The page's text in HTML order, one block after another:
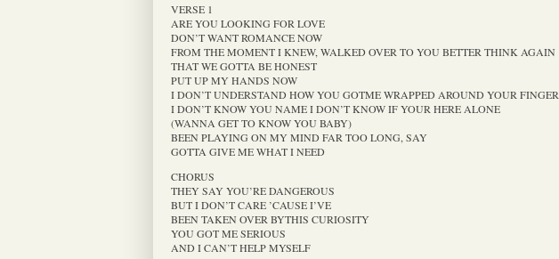
VERSE 1
ARE YOU LOOKING FOR LOVE
DON’T WANT ROMANCE NOW
FROM THE MOMENT I KNEW, WALKED OVER TO YOU BETTER THINK AGAIN
THAT WE GOTTA BE HONEST
PUT UP MY HANDS NOW
I DON’T UNDERSTAND HOW YOU GOTME WRAPPED AROUND YOUR FINGER
I DON’T KNOW YOU NAME I DON’T KNOW IF YOUR HERE ALONE
(WANNA GET TO KNOW YOU BABY)
BEEN PLAYING ON MY MIND FAR TOO LONG, SAY
GOTTA GIVE ME WHAT I NEED
CHORUS
THEY SAY YOU’RE DANGEROUS
BUT I DON’T CARE ’CAUSE I’VE
BEEN TAKEN OVER BYTHIS CURIOSITY
YOU GOT ME SERIOUS
AND I CAN’T HELP MYSELF